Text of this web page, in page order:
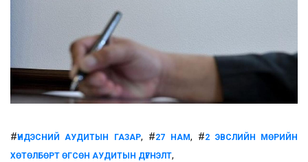
#ҮНДЭСНИЙ АУДИТЫН ГАЗАР, #27 НАМ, #2 ЭВСЛИЙН МӨРИЙН
ХӨТӨЛБӨРТ ӨГСӨН АУДИТЫН ДҮГНЭЛТ,